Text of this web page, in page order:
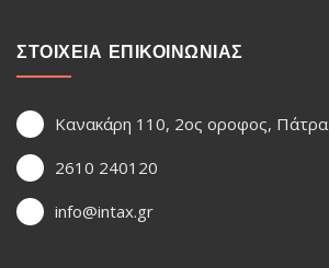
ΣΤΟΙΧΕΙΑ ΕΠΙΚΟΙΝΩΝΙΑΣ
Κανακάρη 110, 2ος οροφος, Πάτρα
2610 240120
info@intax.gr